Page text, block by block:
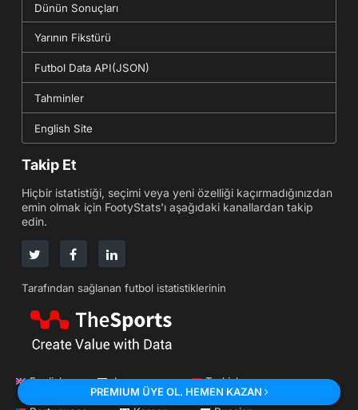
Dünün Sonuçları
Yarının Fikstürü
Futbol Data API(JSON)
Tahminler
English Site
Takip Et
Hiçbir istatistiği, seçimi veya yeni özelliği kaçırmadığınızdan
emin olmak için FootyStats'ı aşağıdaki kanallardan takip
edin.
Tarafından sağlanan futbol istatistiklerinin
English Japanese Turkish
PREMIUM ÜYE OL. HEMEN KAZAN